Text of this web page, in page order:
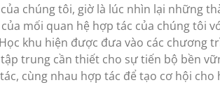
chúng tôi, giờ là lúc nhìn lại những
mối quan hệ hợp tác của chúng tôi
khu hiện được đưa vào các chương
trung cần thiết cho sự tiến bộ bền
cùng nhau hợp tác để tạo cơ hội